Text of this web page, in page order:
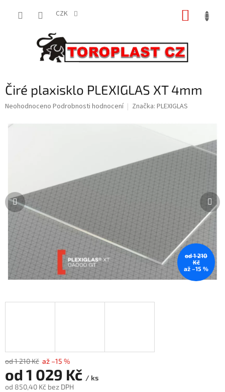
CZK
Čiré plaxisklo PLEXIGLAS XT 4mm
Průměrné
produktu
Neohodnoceno Podrobnosti hodnocení Značka: PLEXIGLAS
od 1 210
Kč
až –15 %
od 1 210 Kč až –15 %
od 1 029 Kč / ks
od 850,40 Kč bez DPH